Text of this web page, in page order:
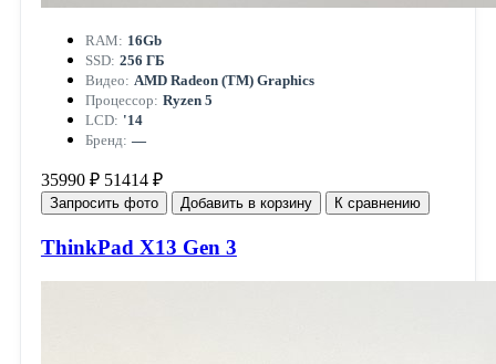
RAM: 16Gb
SSD: 256 ГБ
Видео: AMD Radeon (TM) Graphics
Процессор: Ryzen 5
LCD: '14
Бренд: —
35990 ₽ 51414 ₽
Запросить фото Добавить в корзину К сравнению
ThinkPad X13 Gen 3